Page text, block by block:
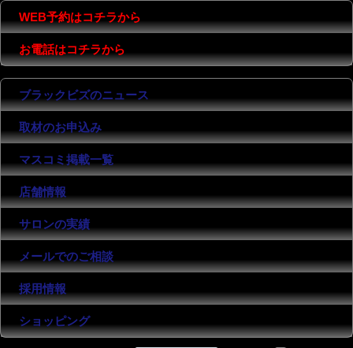
WEB予約はコチラから
お電話はコチラから
ブラックビズのニュース
取材のお申込み
マスコミ掲載一覧
店舗情報
サロンの実績
メールでのご相談
採用情報
ショッピング